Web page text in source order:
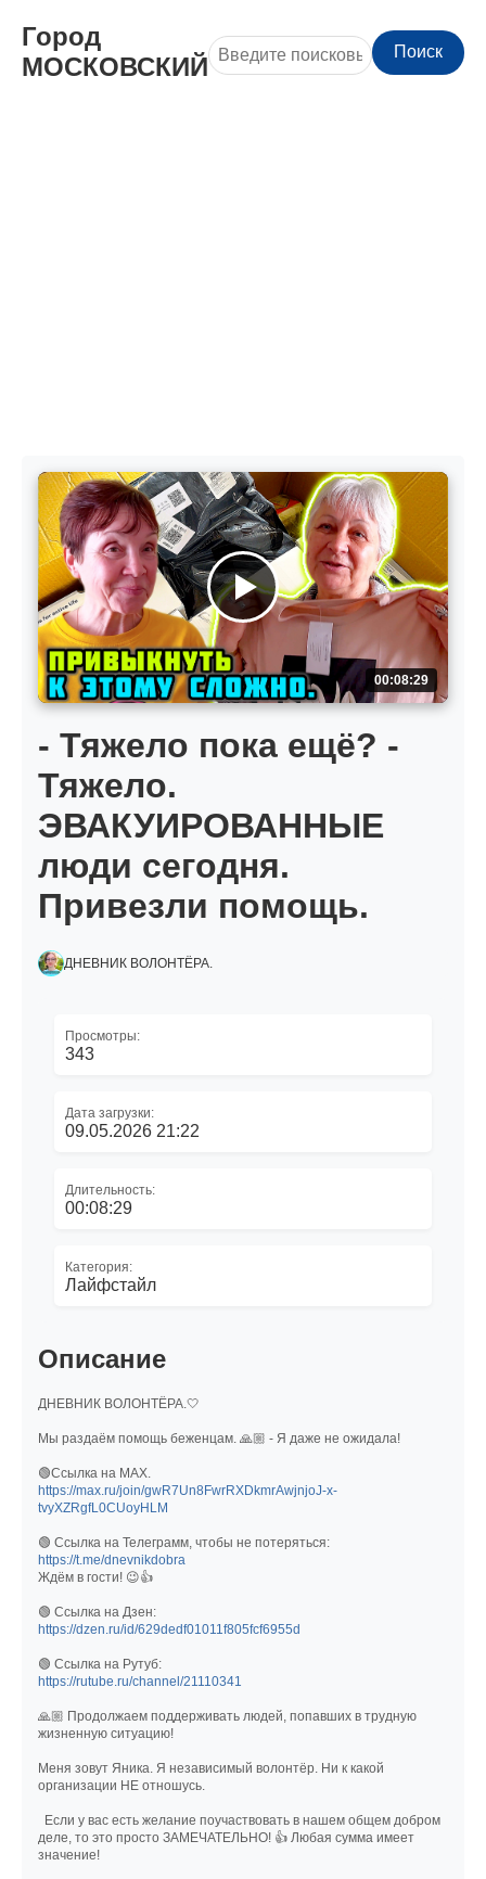
Город
МОСКОВСКИЙ
Поиск
00:08:29
- Тяжело пока ещё? -
Тяжело.
ЭВАКУИРОВАННЫЕ
люди сегодня.
Привезли помощь.
ДНЕВНИК ВОЛОНТЁРА.
Просмотры:
343
Дата загрузки:
09.05.2026 21:22
Длительность:
00:08:29
Категория:
Лайфстайл
Описание
ДНЕВНИК ВОЛОНТЁРА.🤍
Мы раздаём помощь беженцам. 🙏🏼 - Я даже не ожидала!
🟢Ссылка на МАХ.
https://max.ru/join/gwR7Un8FwrRXDkmrAwjnjoJ-x-
tvyXZRgfL0CUoyHLM
🟢 Ссылка на Телеграмм, чтобы не потеряться:
https://t.me/dnevnikdobra
Ждём в гости! 😉👍
🟢 Ссылка на Дзен:
https://dzen.ru/id/629dedf01011f805fcf6955d
🟢 Ссылка на Рутуб:
https://rutube.ru/channel/21110341
🙏🏼 Продолжаем поддерживать людей, попавших в трудную
жизненную ситуацию!
Меня зовут Яника. Я независимый волонтёр. Ни к какой
организации НЕ отношусь.
Если у вас есть желание поучаствовать в нашем общем добром
деле, то это просто ЗАМЕЧАТЕЛЬНО! 👍 Любая сумма имеет
значение!